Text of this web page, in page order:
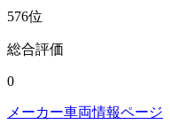
576位
総合評価
0
メーカー車両情報ページ